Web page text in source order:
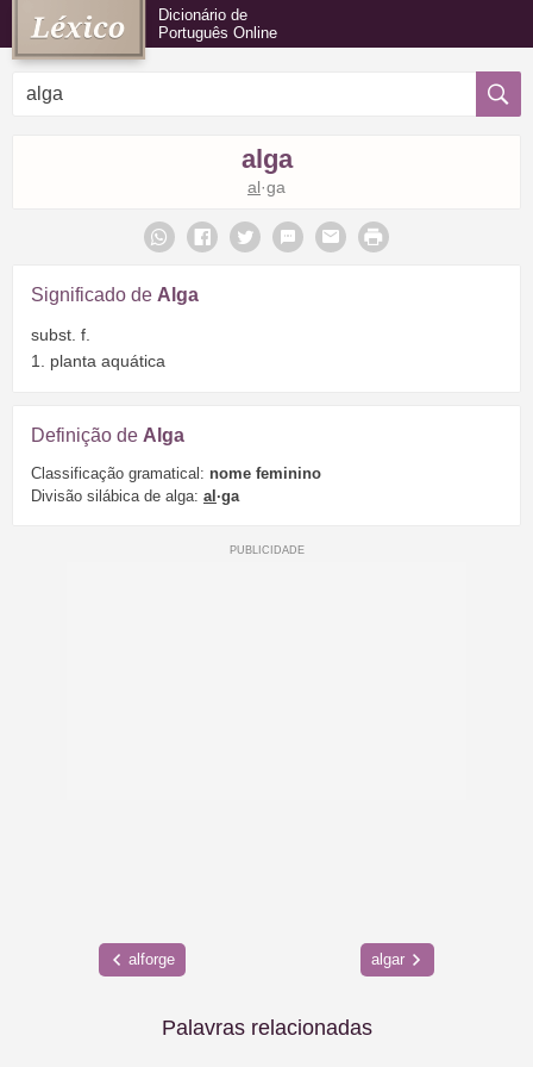
Dicionário de
Português Online
alga
al·ga
Significado de Alga
subst. f.
1. planta aquática
Definição de Alga
Classificação gramatical: nome feminino
Divisão silábica de alga: al·ga
alforge algar
Palavras relacionadas